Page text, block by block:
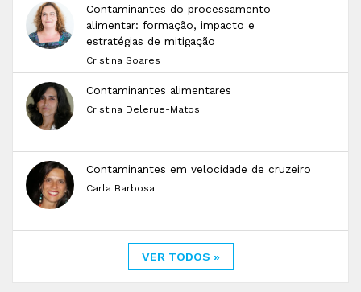
Contaminantes do processamento
alimentar: formação, impacto e
estratégias de mitigação
Cristina Soares
Contaminantes alimentares
Cristina Delerue-Matos
Contaminantes em velocidade de cruzeiro
Carla Barbosa
VER TODOS »